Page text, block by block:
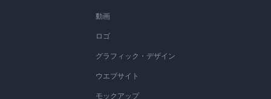
動画
ロゴ
グラフィック・デザイン
ウエブサイト
モックアップ